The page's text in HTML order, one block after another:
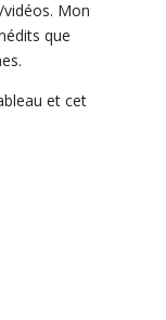
Mon
que
et cet